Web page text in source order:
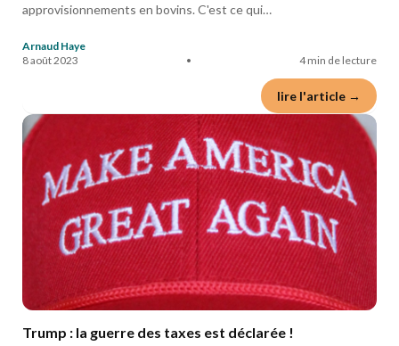
approvisionnements en bovins. C'est ce qui…
Arnaud Haye
8 août 2023
• 4 min de lecture
lire l'article →
Trump : la guerre des taxes est déclarée !